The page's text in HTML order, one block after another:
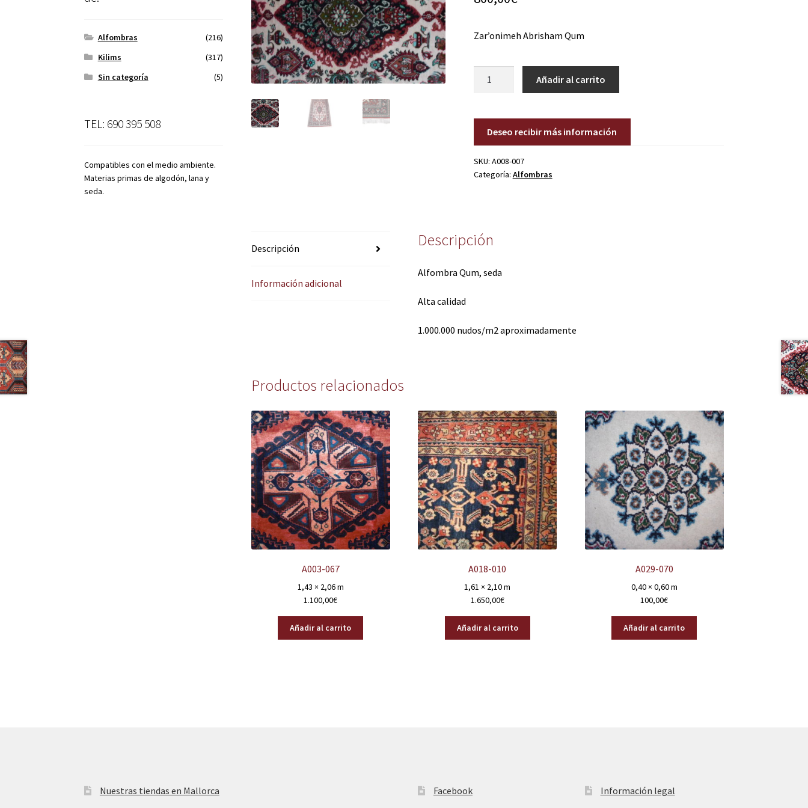
Zar’onimeh Abrisham Qum
Añadir al carrito
Deseo recibir más información
SKU: A008-007
Categoría: Alfombras
Descripción
Información adicional
Descripción
Alfombra Qum, seda
Alta calidad
1.000.000 nudos/m2 aproximadamente
Productos relacionados
A003-067
1,43 × 2,06 m
1.100,00€
Añadir al carrito
A018-010
1,61 × 2,10 m
1.650,00€
Añadir al carrito
A029-070
0,40 × 0,60 m
100,00€
Añadir al carrito
Alfombras
(216)
Kilims
(317)
Sin categoría
(5)
TEL: 690 395 508
Compatibles con el medio ambiente.
Materias primas de algodón, lana y
seda.
Nuestras tiendas en Mallorca Facebook Información legal